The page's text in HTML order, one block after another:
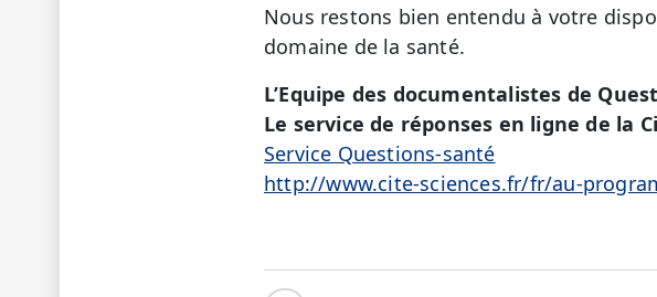
Nous restons bien entendu à votre
domaine de la santé.
L’Equipe des documentalistes de
Le service de réponses en ligne de la
Service Questions-santé
http://www.cite-sciences.fr/fr/au-